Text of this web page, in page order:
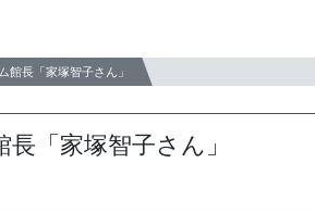
館長「家塚智子さん」
「家塚智子さん」